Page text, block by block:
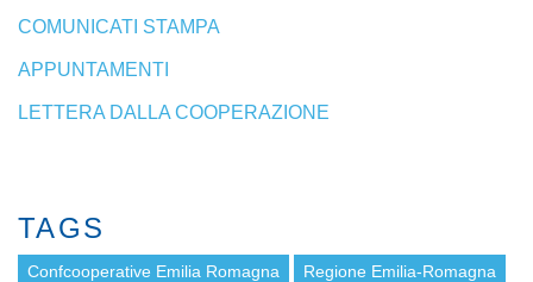
COMUNICATI STAMPA
APPUNTAMENTI
LETTERA DALLA COOPERAZIONE
TAGS
Confcooperative Emilia Romagna Regione Emilia-Romagna